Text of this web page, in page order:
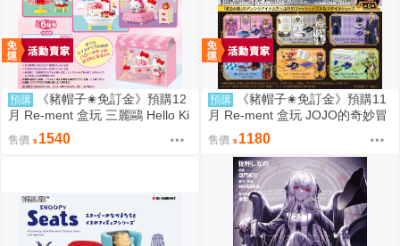
預購
《豬帽子✬免訂金》預購12
月 Re-ment 盒玩 三麗鷗 Hello Ki
tty 秘密房間之旅 中盒6入 0816
售價 1540
預購
《豬帽子✬免訂金》預購11
月 Re-ment 盒玩 JOJO的奇妙冒
險 服裝精品店 黃金之風 中盒6入
0816
售價 1180